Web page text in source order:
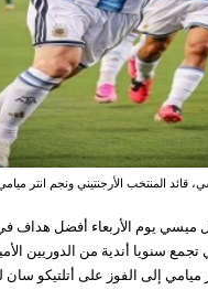
قائد المنتخب الأرجنتيني ونجم انتر
ميسي يوم الأربعاء أفضل هداف
تجمع سنويا أندية من الدوريين